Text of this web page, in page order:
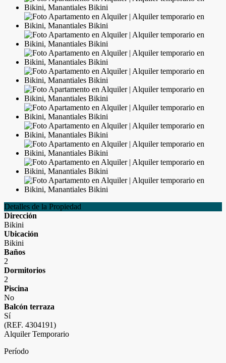
Detalles de la Propiedad
Dirección
Bikini
Ubicación
Bikini
Baños
2
Dormitorios
2
Piscina
No
Balcón terraza
Sí
(REF. 4304191)
Alquiler Temporario
Período